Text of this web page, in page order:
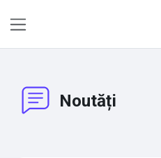
Noutăți